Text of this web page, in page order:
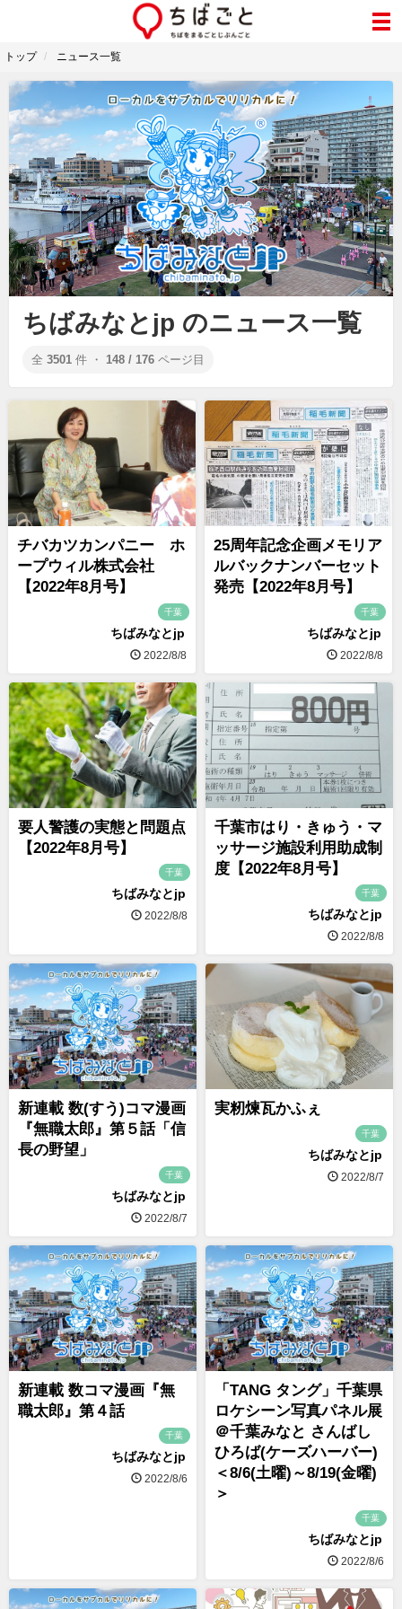
トップ ニュース一覧
ちばみなとjp のニュース一覧
全 3501 件 ・ 148 / 176 ページ目
チバカツカンパニー ホ
ープウィル株式会社
【2022年8月号】
千葉
ちばみなとjp
2022/8/8
25周年記念企画メモリア
ルバックナンバーセット
発売【2022年8月号】
千葉
ちばみなとjp
2022/8/8
要人警護の実態と問題点
【2022年8月号】
千葉
ちばみなとjp
2022/8/8
千葉市はり・きゅう・マ
ッサージ施設利用助成制
度【2022年8月号】
千葉
ちばみなとjp
2022/8/8
新連載 数(すう)コマ漫画
『無職太郎』第５話「信
長の野望」
千葉
ちばみなとjp
2022/8/7
実籾煉瓦かふぇ
千葉
ちばみなとjp
2022/8/7
新連載 数コマ漫画『無
職太郎』第４話
千葉
ちばみなとjp
2022/8/6
「TANG タング」千葉県
ロケシーン写真パネル展
＠千葉みなと さんばし
ひろば(ケーズハーバー)
＜8/6(土曜)～8/19(金曜)
＞
千葉
ちばみなとjp
2022/8/6